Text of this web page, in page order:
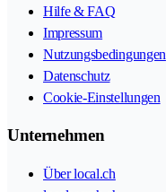
Hilfe & FAQ
Impressum
Nutzungsbedingungen
Datenschutz
Cookie-Einstellungen
Unternehmen
Über local.ch